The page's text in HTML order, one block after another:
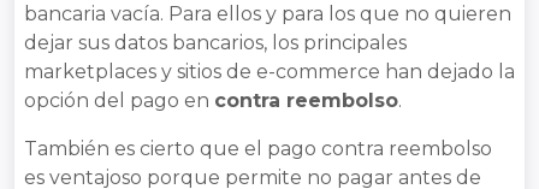
bancaria vacía. Para ellos y para los que no quieren
dejar sus datos bancarios, los principales
marketplaces y sitios de e-commerce han dejado la
opción del pago en contra reembolso.
También es cierto que el pago contra reembolso
es ventajoso porque permite no pagar antes de